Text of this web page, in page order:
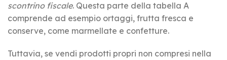
scontrino fiscale. Questa parte della tabella A
comprende ad esempio ortaggi, frutta fresca e
conserve, come marmellate e confetture.
Tuttavia, se vendi prodotti propri non compresi nella